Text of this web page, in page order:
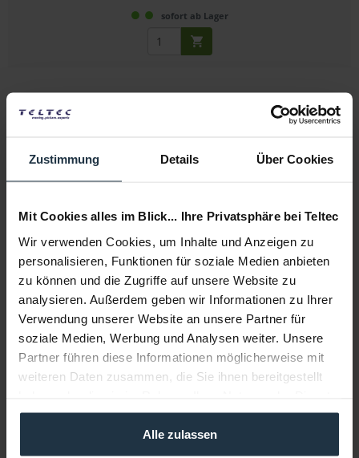
Zustimmung Details Über Cookies
Mit Cookies alles im Blick... Ihre Privatsphäre bei Teltec
Wir verwenden Cookies, um Inhalte und Anzeigen zu
personalisieren, Funktionen für soziale Medien anbieten
zu können und die Zugriffe auf unsere Website zu
analysieren. Außerdem geben wir Informationen zu Ihrer
Verwendung unserer Website an unsere Partner für
soziale Medien, Werbung und Analysen weiter. Unsere
Partner führen diese Informationen möglicherweise mit
weiteren Daten zusammen, die Sie ihnen bereitgestellt
gesammelt haben.
Alle zulassen
sofort ab Lager
Artikelnummer: 12276873
-20% € 36,10
Brutto: € 42,96